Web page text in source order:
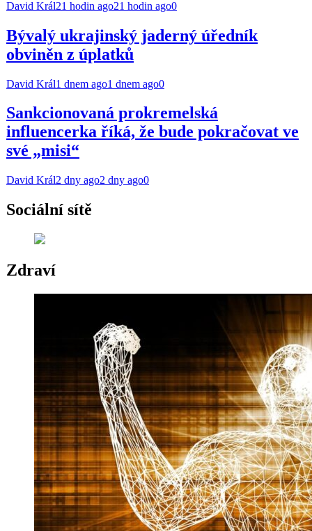
David Král21 hodin ago21 hodin ago0
Bývalý ukrajinský jaderný úředník
obviněn z úplatků
David Král1 dnem ago1 dnem ago0
Sankcionovaná prokremelská
influencerka říká, že bude pokračovat ve
své „misi“
David Král2 dny ago2 dny ago0
Sociální sítě
Zdraví